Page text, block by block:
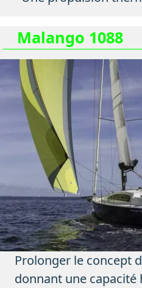
Malango 1088
Prolonger le concept
donnant une